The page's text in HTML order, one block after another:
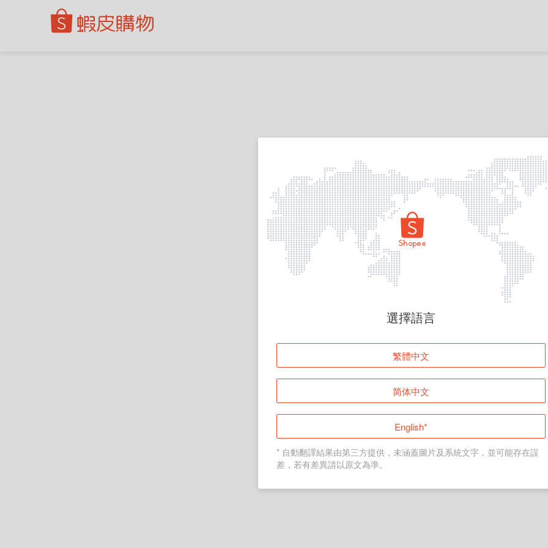
頁面無法顯示
登入
返回首頁
選擇語言
繁體中文
简体中文
English*
* 自動翻譯結果由第三方提供，未涵蓋圖片及系統文字，並可能存在誤
差，若有差異請以原文為準。